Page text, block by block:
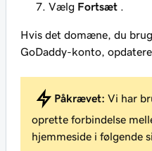
Vælg Fortsæt
Hvis det domæne, du
GoDaddy-konto,
Påkrævet: Vi har
oprette forbindelse
hjemmeside i følgende